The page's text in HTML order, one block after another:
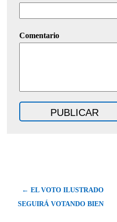
Comentario
← EL VOTO ILUSTRADO
SEGUIRÁ VOTANDO BIEN